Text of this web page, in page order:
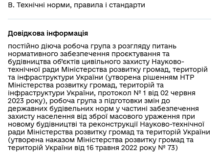
В. Технічні норми, правила і стандарти
Довідкова інформація
постійно діюча робоча група з розгляду питань
нормативного забезпечення проєктування та
будівництва об’єктів цивільного захисту Науково-
технічної ради Міністерства розвитку громад, територій
та інфраструктури України (утворена рішенням НТР
Міністерства розвитку громад, територій та
інфраструктури України, протокол № 1 від 02 червня
2023 року), робоча група з підготовки змін до
державних будівельних норм у частині забезпечення
захисту населення від зброї масового ураження при
новому будівництві та реконструкції Науково-технічної
ради Міністерства розвитку громад та територій України
(утворена наказом Міністерства розвитку громад та
територій України від 16 травня 2022 року № 73)